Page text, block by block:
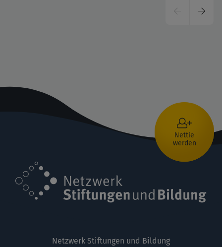
Vorherige
Nettie
werden
Netzwerk Stiftungen und Bildung